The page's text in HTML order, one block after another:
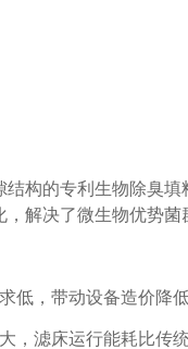
构的专利生物除臭
解决了微生物优势
低，带动设备造价降
，滤床运行能耗比传统